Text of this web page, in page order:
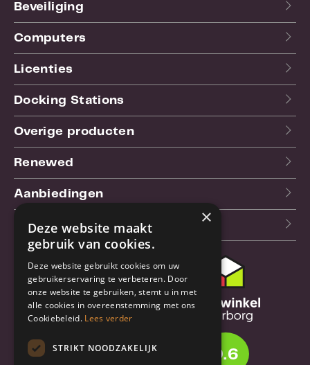
Beveiliging
Computers
Licenties
Docking Stations
Overige producten
Renewed
Aanbiedingen
Blog
Klantenservice
Garantie en reparatie
9.6
×
Deze website maakt
gebruik van cookies.
Deze website gebruikt cookies om uw
gebruikerservaring te verbeteren. Door
onze website te gebruiken, stemt u in met
alle cookies in overeenstemming met ons
Cookiebeleid. Lees verder
STRIKT NOODZAKELIJK